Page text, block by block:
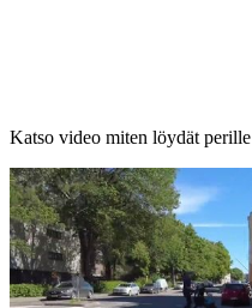
Katso video miten löydät perille